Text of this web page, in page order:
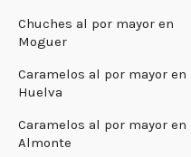
Chuches al por mayor en
Moguer
Caramelos al por mayor en
Huelva
Caramelos al por mayor en
Almonte